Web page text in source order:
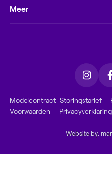
Meer
Modelcontract Storingstarief
Voorwaarden
Privacyverklaring
Website by: